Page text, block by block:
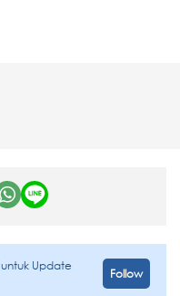
untuk Update
Follow